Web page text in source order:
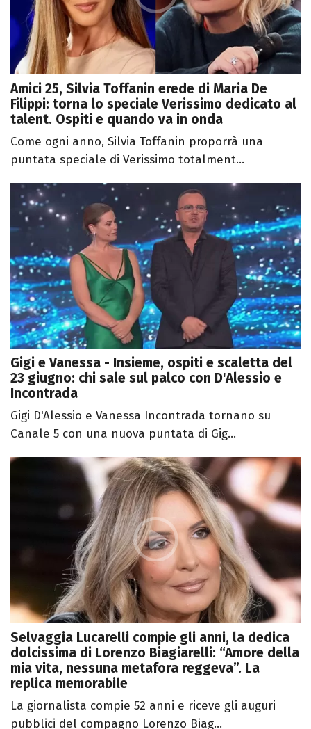
Amici 25, Silvia Toffanin erede di Maria De
Filippi: torna lo speciale Verissimo dedicato al
talent. Ospiti e quando va in onda
Come ogni anno, Silvia Toffanin proporrà una
puntata speciale di Verissimo totalment...
Gigi e Vanessa - Insieme, ospiti e scaletta del
23 giugno: chi sale sul palco con D'Alessio e
Incontrada
Gigi D'Alessio e Vanessa Incontrada tornano su
Canale 5 con una nuova puntata di Gig...
Selvaggia Lucarelli compie gli anni, la dedica
dolcissima di Lorenzo Biagiarelli: “Amore della
mia vita, nessuna metafora reggeva”. La
replica memorabile
La giornalista compie 52 anni e riceve gli auguri
pubblici del compagno Lorenzo Biag...